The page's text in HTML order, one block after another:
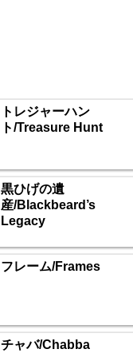
トレジャーハン
ト/Treasure Hunt
黒ひげの遺
産/Blackbeard’s
Legacy
フレーム/Frames
チャバ/Chabba